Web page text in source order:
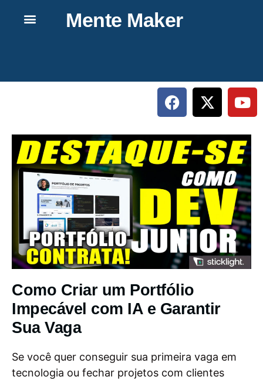
Mente Maker
Como Criar um Portfólio
Impecável com IA e Garantir
Sua Vaga
Se você quer conseguir sua primeira vaga em
tecnologia ou fechar projetos com clientes